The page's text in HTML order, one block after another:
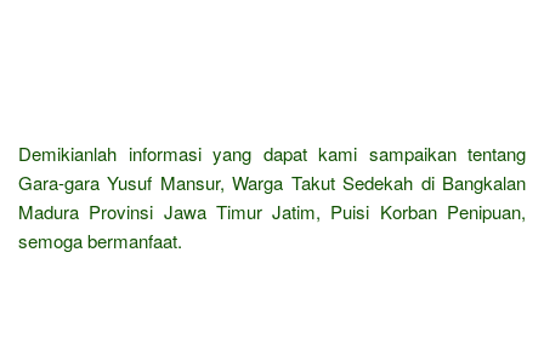
Demikianlah informasi yang dapat kami sampaikan tentang
Gara-gara Yusuf Mansur, Warga Takut Sedekah di Bangkalan
Madura Provinsi Jawa Timur Jatim, Puisi Korban Penipuan,
semoga bermanfaat.